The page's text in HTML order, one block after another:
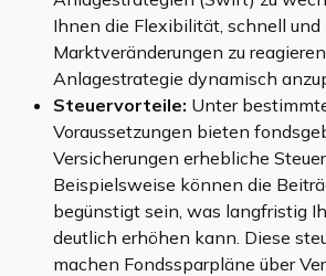
Ihnen die Flexibilität, schnell
Marktveränderungen zu
Anlagestrategie dynamisch
Steuervorteile: Unter
Voraussetzungen bieten
Versicherungen erhebliche
Beispielsweise können die
begünstigt sein, was langfristig
deutlich erhöhen kann. Diese
machen Fondssparpläne über